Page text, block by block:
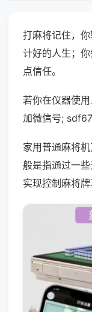
打麻将记住，
计好的人生；
点信任。
若你在仪器使
加微信号;
家用普通麻将
般是指通过一
实现控制麻将牌